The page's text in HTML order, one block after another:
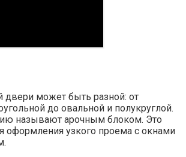
двери может быть разной: от
до овальной и полукруглой.
называют арочным блоком. Это
оформления узкого проема с окнами